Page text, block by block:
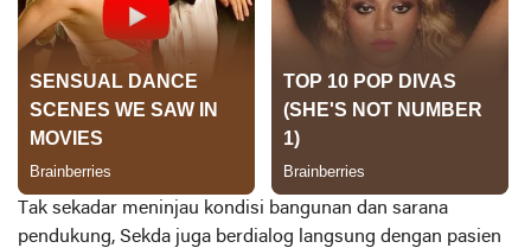
Tak sekadar meninjau kondisi bangunan dan sarana
pendukung, Sekda juga berdialog langsung dengan pasien